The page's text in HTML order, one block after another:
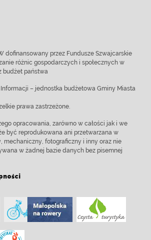
dofinansowany przez Fundusze Szwajcarskie
różnic gospodarczych i społecznych w
budżet państwa
– jednostka budżetowa Gminy Miasta
prawa zastrzeżone.
opracowania, zarówno w całości jak i we
być reprodukowana ani przetwarzana w
mechaniczny, fotograficzny i inny oraz nie
w żadnej bazie danych bez pisemnej